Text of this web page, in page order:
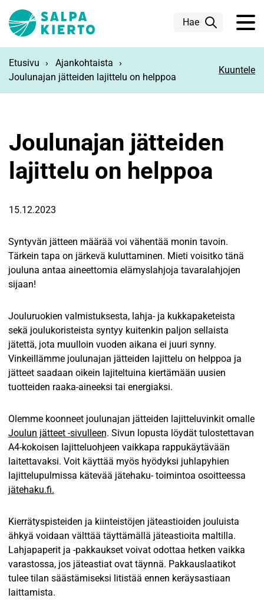
Hae
Etusivu
Ajankohtaista
Joulunajan jätteiden lajittelu on helppoa
Kuuntele
Joulunajan jätteiden
lajittelu on helppoa
15.12.2023
Syntyvän jätteen määrää voi vähentää monin tavoin.
Tärkein tapa on järkevä kuluttaminen. Mieti voisitko tänä
jouluna antaa aineettomia elämyslahjoja tavaralahjojen
sijaan!
Jouluruokien valmistuksesta, lahja- ja kukkapaketeista
sekä joulukoristeista syntyy kuitenkin paljon sellaista
jätettä, jota muulloin vuoden aikana ei juuri synny.
Vinkeillämme joulunajan jätteiden lajittelu on helppoa ja
jätteet saadaan oikein lajiteltuina kiertämään uusien
tuotteiden raaka-aineeksi tai energiaksi.
Olemme koonneet joulunajan jätteiden lajitteluvinkit omalle
Joulun jätteet -sivulleen. Sivun lopusta löydät tulostettavan
A4-kokoisen lajitteluohjeen vaikkapa rappukäytävään
laitettavaksi. Voit käyttää myös hyödyksi juhlapyhien
lajittelupulmissa kätevää jätehaku- toimintoa osoitteessa
jätehaku.fi.
Kierrätyspisteiden ja kiinteistöjen jäteastioiden jouluista
ähkyä voidaan välttää täyttämällä jäteastioita maltilla.
Lahjapaperit ja -pakkaukset voivat odottaa hetken vaikka
varastossa, jos jäteastiat ovat täynnä. Pakkauslaatikot
tulee tilan säästämiseksi litistää ennen keräysastiaan
laittamista.